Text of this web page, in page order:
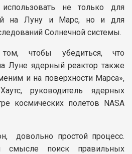
не только для
на Луну и Марс, но и для
Солнечной системы.
чтобы убедиться, что
Луне ядерный реактор также
и на поверхности Марса»,
руководитель ядерных
космических полетов NASA
довольно простой процесс.
смысле поиск правильных